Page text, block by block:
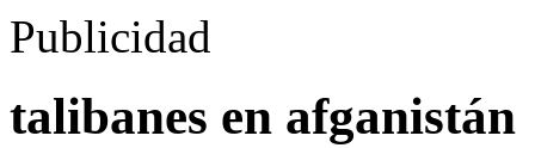
Publicidad
talibanes en afganistán